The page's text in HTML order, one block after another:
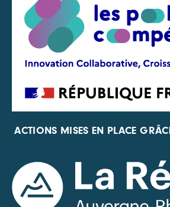
ACTIONS MISES EN PLACE